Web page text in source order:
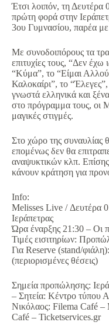
Έτσι λοιπόν, τη Δευτέρα
πρώτη φορά στην
3ου Γυμνασίου, παρέα
Με συνοδοιπόρους τα
επιτυχίες τους, “Δεν
“Κύμα”, το “Είμαι
Καλοκαίρι”, το
γνωστά ελληνικά και
στο πρόγραμμα τους, οι
μαγικές στιγμές.
Στο χώρο της συναυλίας
επομένως δεν θα
αναψυκτικών κλπ.
κάνουν κράτηση για
Info:
Melisses Live / Δευτέρα
Ιεράπετρας
Ώρα έναρξης 21:30 – Οι
Τιμές εισιτηρίων:
Για Reserve (stand/
(περιορισμένες θέσεις)
Σημεία προπώλησης:
– Σητεία: Κέντρο τύπου
Νικόλαος: Filema Café
Café – Ticketservices.gr